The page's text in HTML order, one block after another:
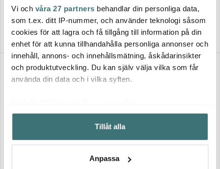
Vi och våra 27 partners behandlar din personliga data,
som t.ex. ditt IP-nummer, och använder teknologi såsom
cookies för att lagra och få tillgång till information på din
enhet för att kunna tillhandahålla personliga annonser och
innehåll, annons- och innehållsmätning, åskådarinsikter
och produktutveckling. Du kan själv välja vilka som får
använda din data och i vilka syften.
Samla in information om din geografiska plats som
kan ha en noggrannhet på upp till flera meter
Identifiera din enhet genom att aktivt skanna den för
Ta reda på mer om hur dina personliga uppgifter
Tillåt alla
Anpassa
769 kr
I lager
259 kr
I lager
Gense